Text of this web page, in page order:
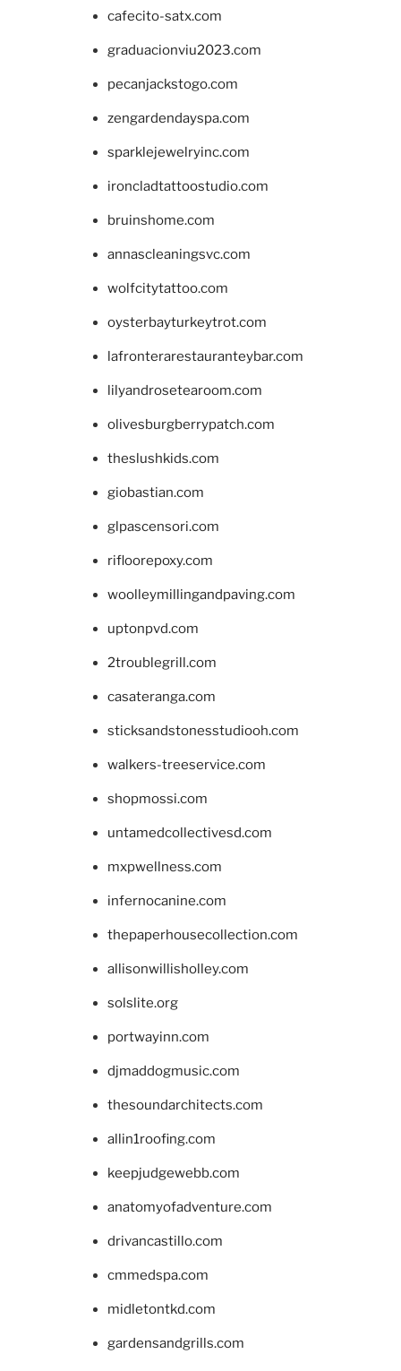
cafecito-satx.com
graduacionviu2023.com
pecanjackstogo.com
zengardendayspa.com
sparklejewelryinc.com
ironcladtattoostudio.com
bruinshome.com
annascleaningsvc.com
wolfcitytattoo.com
oysterbayturkeytrot.com
lafronterarestauranteybar.com
lilyandrosetearoom.com
olivesburgberrypatch.com
theslushkids.com
giobastian.com
glpascensori.com
rifloorepoxy.com
woolleymillingandpaving.com
uptonpvd.com
2troublegrill.com
casateranga.com
sticksandstonesstudiooh.com
walkers-treeservice.com
shopmossi.com
untamedcollectivesd.com
mxpwellness.com
infernocanine.com
thepaperhousecollection.com
allisonwillisholley.com
solslite.org
portwayinn.com
djmaddogmusic.com
thesoundarchitects.com
allin1roofing.com
keepjudgewebb.com
anatomyofadventure.com
drivancastillo.com
cmmedspa.com
midletontkd.com
gardensandgrills.com